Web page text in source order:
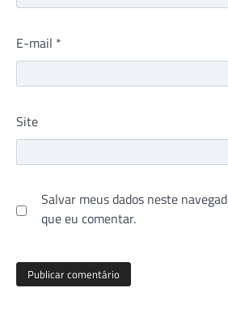
E-mail *
Site
Salvar meus dados neste
que eu comentar.